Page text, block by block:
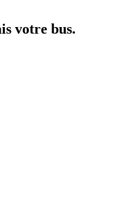
votre bus.